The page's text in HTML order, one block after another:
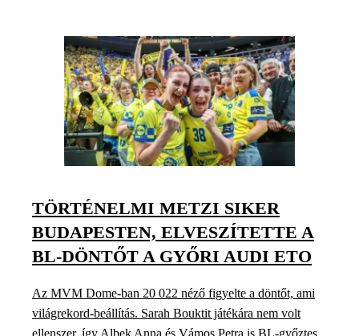
TÖRTÉNELMI METZI SIKER
BUDAPESTEN, ELVESZÍTETTE A
BL-DÖNTŐT A GYŐRI AUDI ETO
Az MVM Dome-ban 20 022 néző figyelte a döntőt, ami
világrekord-beállítás. Sarah Bouktit játékára nem volt
ellenszer, így Albek Anna és Vámos Petra is BL-győztes